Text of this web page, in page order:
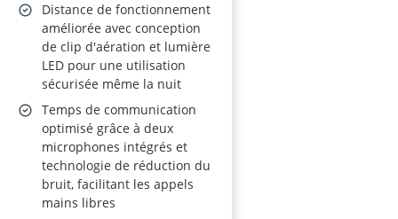
Distance de fonctionnement
améliorée avec conception
de clip d'aération et lumière
LED pour une utilisation
sécurisée même la nuit
Temps de communication
optimisé grâce à deux
microphones intégrés et
technologie de réduction du
bruit, facilitant les appels
mains libres